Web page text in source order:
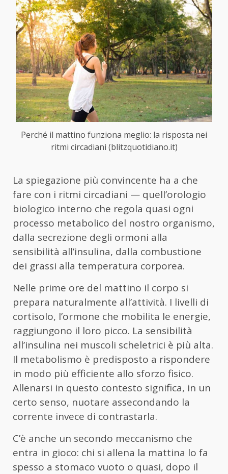
Perché il mattino funziona meglio: la risposta nei
ritmi circadiani (blitzquotidiano.it)
La spiegazione più convincente ha a che
fare con i ritmi circadiani — quell’orologio
biologico interno che regola quasi ogni
processo metabolico del nostro organismo,
dalla secrezione degli ormoni alla
sensibilità all’insulina, dalla combustione
dei grassi alla temperatura corporea.
Nelle prime ore del mattino il corpo si
prepara naturalmente all’attività. I livelli di
cortisolo, l’ormone che mobilita le energie,
raggiungono il loro picco. La sensibilità
all’insulina nei muscoli scheletrici è più alta.
Il metabolismo è predisposto a rispondere
in modo più efficiente allo sforzo fisico.
Allenarsi in questo contesto significa, in un
certo senso, nuotare assecondando la
corrente invece di contrastarla.
C’è anche un secondo meccanismo che
entra in gioco: chi si allena la mattina lo fa
spesso a stomaco vuoto o quasi, dopo il